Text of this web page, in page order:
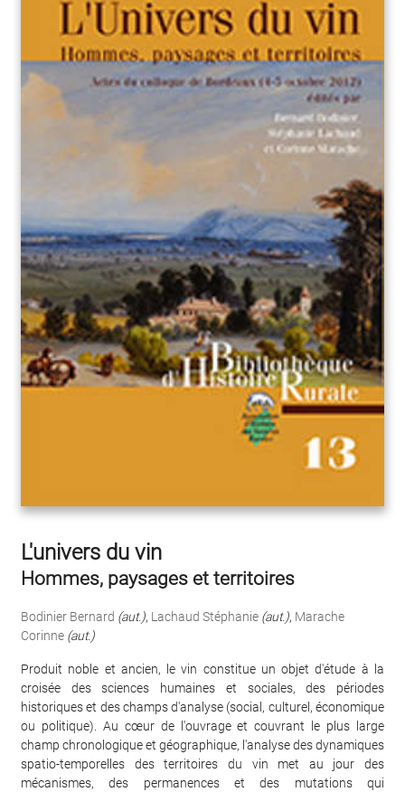
L'univers du vin
Hommes, paysages et territoires
Bodinier Bernard (aut.), Lachaud Stéphanie (aut.), Marache
Corinne (aut.)
Produit noble et ancien, le vin constitue un objet d'étude à la
croisée des sciences humaines et sociales, des périodes
historiques et des champs d'analyse (social, culturel, économique
ou politique). Au cœur de l'ouvrage et couvrant le plus large
champ chronologique et géographique, l'analyse des dynamiques
spatio-temporelles des territoires du vin met au jour des
mécanismes, des permanences et des mutations qui